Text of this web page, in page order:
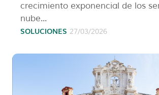
crecimiento exponencial de los
nube...
SOLUCIONES 27/03/2026